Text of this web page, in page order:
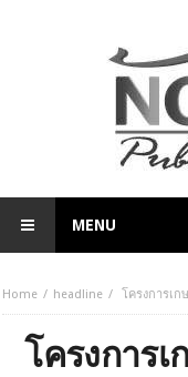
MENU
Home headline โครงการเ
โครงการ